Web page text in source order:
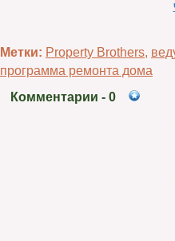
Метки: Property Brothers,
программа ремонта дома
Комментарии - 0